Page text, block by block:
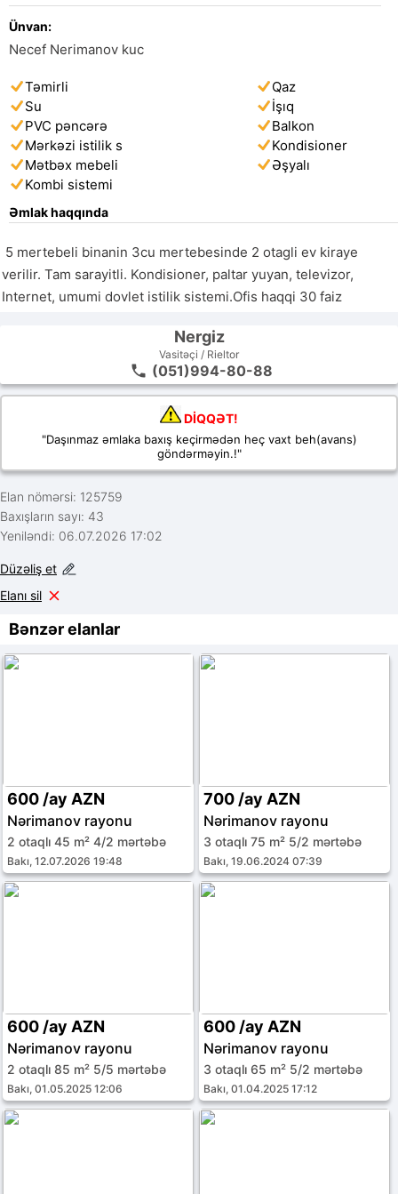
Ünvan:
Necef Nerimanov kuc
Təmirli
Qaz
Su
İşıq
PVC pəncərə
Balkon
Mərkəzi istilik s
Kondisioner
Mətbəx mebeli
Əşyalı
Kombi sistemi
Əmlak haqqında
verilir. Tam sarayitli. Kondisioner, paltar yuyan, televizor,
Internet, umumi dovlet istilik sistemi.Ofis haqqi 30 faiz
Nergiz
Vasitəçi / Rieltor
(051)994-80-88
DİQQƏT!
"Daşınmaz əmlaka baxış keçirmədən heç vaxt beh(avans)
göndərməyin.!"
Elan nömərsi: 125759
Baxışların sayı: 43
Yeniləndi: 06.07.2026 17:02
Düzəliş et
Elanı sil
Bənzər elanlar
600 /ay AZN
Nərimanov rayonu
2 otaqlı 45 m² 4/2 mərtəbə
Bakı, 12.07.2026 19:48
700 /ay AZN
Nərimanov rayonu
3 otaqlı 75 m² 5/2 mərtəbə
Bakı, 19.06.2024 07:39
600 /ay AZN
Nərimanov rayonu
2 otaqlı 85 m² 5/5 mərtəbə
Bakı, 01.05.2025 12:06
600 /ay AZN
Nərimanov rayonu
3 otaqlı 65 m² 5/2 mərtəbə
Bakı, 01.04.2025 17:12